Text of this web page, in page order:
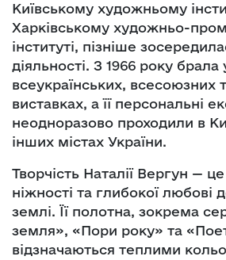
Київському художньому
Харківському художньо-
інституті, пізніше
діяльності. З 1966 року брала
всеукраїнських, всесоюзних
виставках, а її персональні
неодноразово проходили в
інших містах України.
Творчість Наталії Вергун — це
ніжності та глибокої любові
землі. Її полотна, зокрема
земля», «Пори року» та
відзначаються теплими